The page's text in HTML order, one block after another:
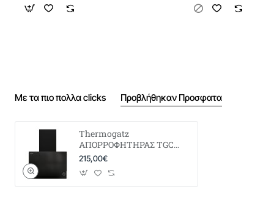
Μικτό Πλάτος: 670 cm
535 cm
Μικτό Βάθος: 310 cm
Με τα πιο πολλα clicks Προβλήθηκαν Προσφατα
Thermogatz
ΑΠΟΡΡΟΦΗΤΗΡΑΣ TGC
650 WALL
215,00€